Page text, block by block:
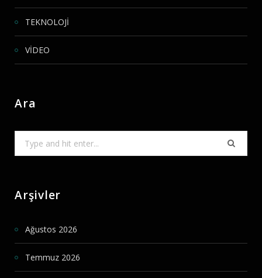
TEKNOLOJİ
VİDEO
Ara
Arşivler
Ağustos 2026
Temmuz 2026